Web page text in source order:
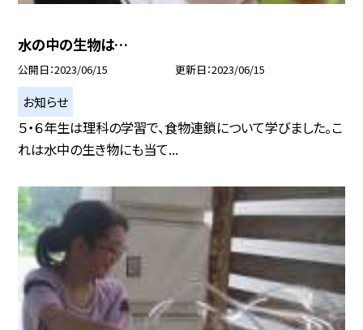
水の中の生物は…
公開日 2023/06/15 更新日 2023/06/15
お知らせ
５・６年生は理科の学習で、食物連鎖について学びました。こ
れは水中の生き物にも当て...